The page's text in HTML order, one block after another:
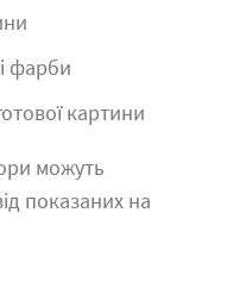
фарби
картини
можуть
показаних на